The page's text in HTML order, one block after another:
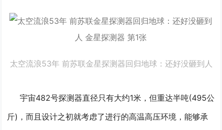
太空流浪53年 前苏联金星探测器回归地球：还好没砸到人
宇宙482号探测器直径只有大约1米，但重达半吨(495公
斤)，而且设计之初就考虑了进行的高温高压环境，能够承